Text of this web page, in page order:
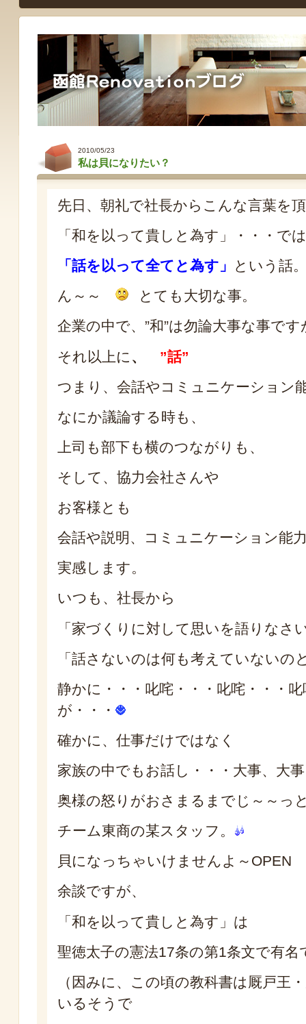
2010/05/23
私は貝になりたい？
先日、朝礼で社長からこんな言葉を
「和を以って貴しと為す」・・・で
「話を以って全てと為す」
という話
ん～～
とても大切な事。
企業の中で、”和”は勿論大事な事です
それ以上に 、 ”話”
つまり、会話やコミュニケーション
なにか議論する時も、
上司も部下も横のつながりも、
そして、協力会社さんや
お客様とも
会話や説明、コミュニケーション能
実感します。
いつも、社長から
「家づくりに対して思いを語りなさ
「話さないのは何も考えていないの
静かに・・・叱咤・・・叱咤・・・
が・・・
確かに、仕事だけではなく
家族の中でもお話し・・・大事、大
奥様の怒りがおさまるまでじ～～っ
チーム東商の某スタッフ。
貝になっちゃいけませんよ～OPEN
余談ですが、
「和を以って貴しと為す」は
聖徳太子の憲法17条の第1条文で有名
（因みに、この頃の教科書は厩戸王
いるそうで